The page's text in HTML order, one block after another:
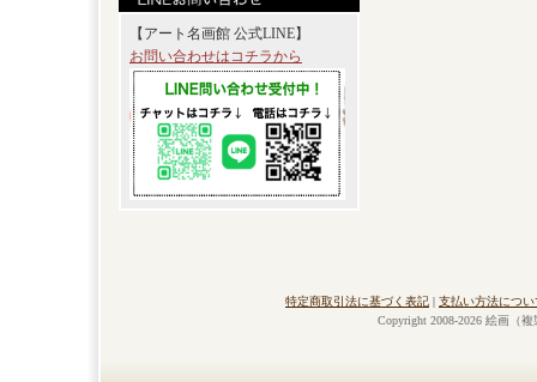
【アート名画館 公式LINE】
お問い合わせはコチラから
特定商取引法に基づく表記 | 支払い方法につい
Copyright 2008-2026 絵画（